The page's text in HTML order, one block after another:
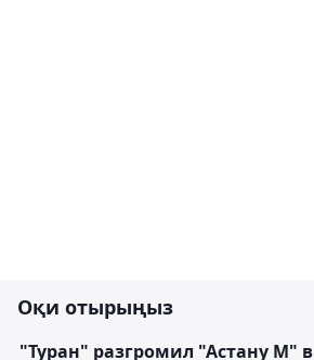
Оқи отырыңыз
"Туран" разгромил "Астану М" в